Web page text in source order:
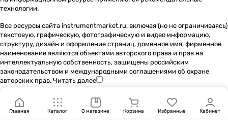
технологии.
Все ресурсы сайта instrumentmarket.ru, включая (но не ограничиваясь)
текстовую, графическую, фотографическую и видео информацию,
структуру, дизайн и оформление страниц, доменное имя, фирменное
наименование являются объектами авторского права и прав на
интеллектуальную собственность, защищены российским
законодательством и международными соглашениями об охране
авторских прав. Читать далее
Главная Каталог О магазине Корзина Избранные Кабинет